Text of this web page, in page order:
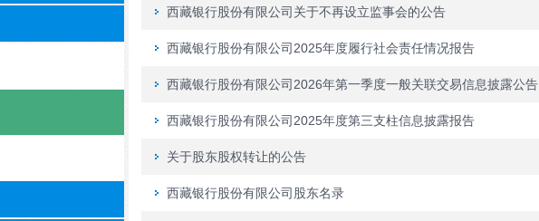
西藏银行股份有限公司关于不再设立监事会的公告
西藏银行股份有限公司2025年度履行社会责任情况报告
西藏银行股份有限公司2026年第一季度一般关联交易信息披露公告
西藏银行股份有限公司2025年度第三支柱信息披露报告
关于股东股权转让的公告
西藏银行股份有限公司股东名录